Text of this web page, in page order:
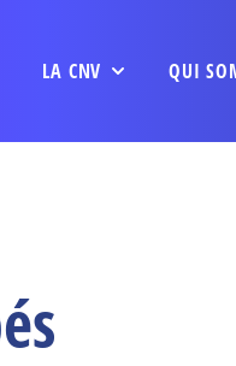
LA CNV QUI